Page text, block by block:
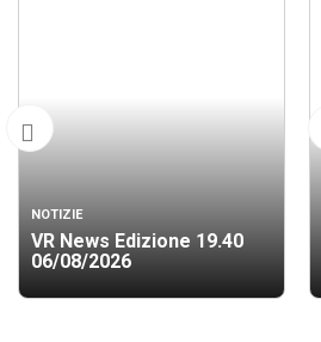
NOTIZIE
VR News Edizione 19.40
06/08/2026